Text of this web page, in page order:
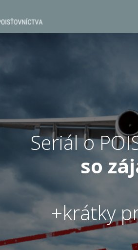
Seriál o
so
+krátky